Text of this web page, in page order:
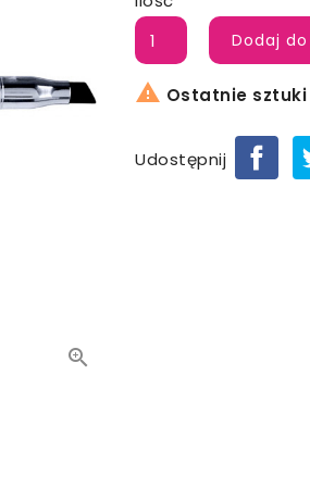

Dodaj
 Ostatnie
Udostępnij